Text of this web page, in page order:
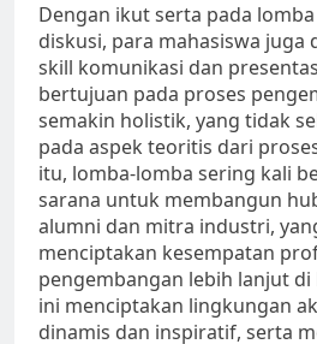
Dengan ikut serta pada
diskusi, para mahasiswa juga
skill komunikasi dan
bertujuan pada proses
semakin holistik, yang tidak
pada aspek teoritis dari
itu, lomba-lomba sering kali
sarana untuk membangun
alumni dan mitra industri,
menciptakan kesempatan
pengembangan lebih lanjut di
ini menciptakan lingkungan
dinamis dan inspiratif, serta